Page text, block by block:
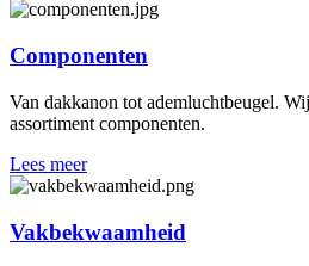
Componenten
Van dakkanon tot ademluchtbeugel.
assortiment componenten.
Lees meer
Vakbekwaamheid